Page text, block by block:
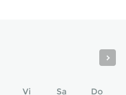
Vi Sa Do